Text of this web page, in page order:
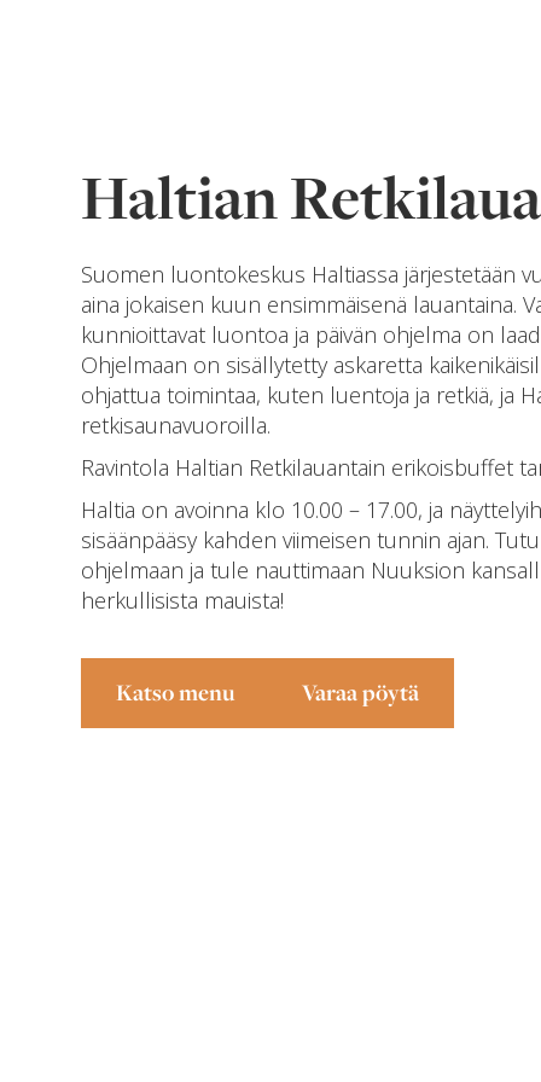
Haltian
Suomen luontokeskus Haltiassa järjestetään
aina jokaisen kuun ensimmäisenä lauantaina.
kunnioittavat luontoa ja päivän ohjelma on
Ohjelmaan on sisällytetty askaretta
ohjattua toimintaa, kuten luentoja ja retkiä, ja
retkisaunavuoroilla.
Ravintola Haltian Retkilauantain erikoisbuffet
Haltia on avoinna klo 10.00 – 17.00, ja
sisäänpääsy kahden viimeisen tunnin ajan.
ohjelmaan ja tule nauttimaan Nuuksion
herkullisista mauista!
Katso menu Varaa pöytä